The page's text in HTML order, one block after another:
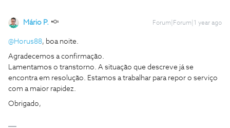
Mário P. Forum|Forum|1 year ago
@Horus88, boa noite.
Agradecemos a confirmação.
Lamentamos o transtorno. A situação que descreve já se
encontra em resolução. Estamos a trabalhar para repor o serviço
com a maior rapidez.
Obrigado,